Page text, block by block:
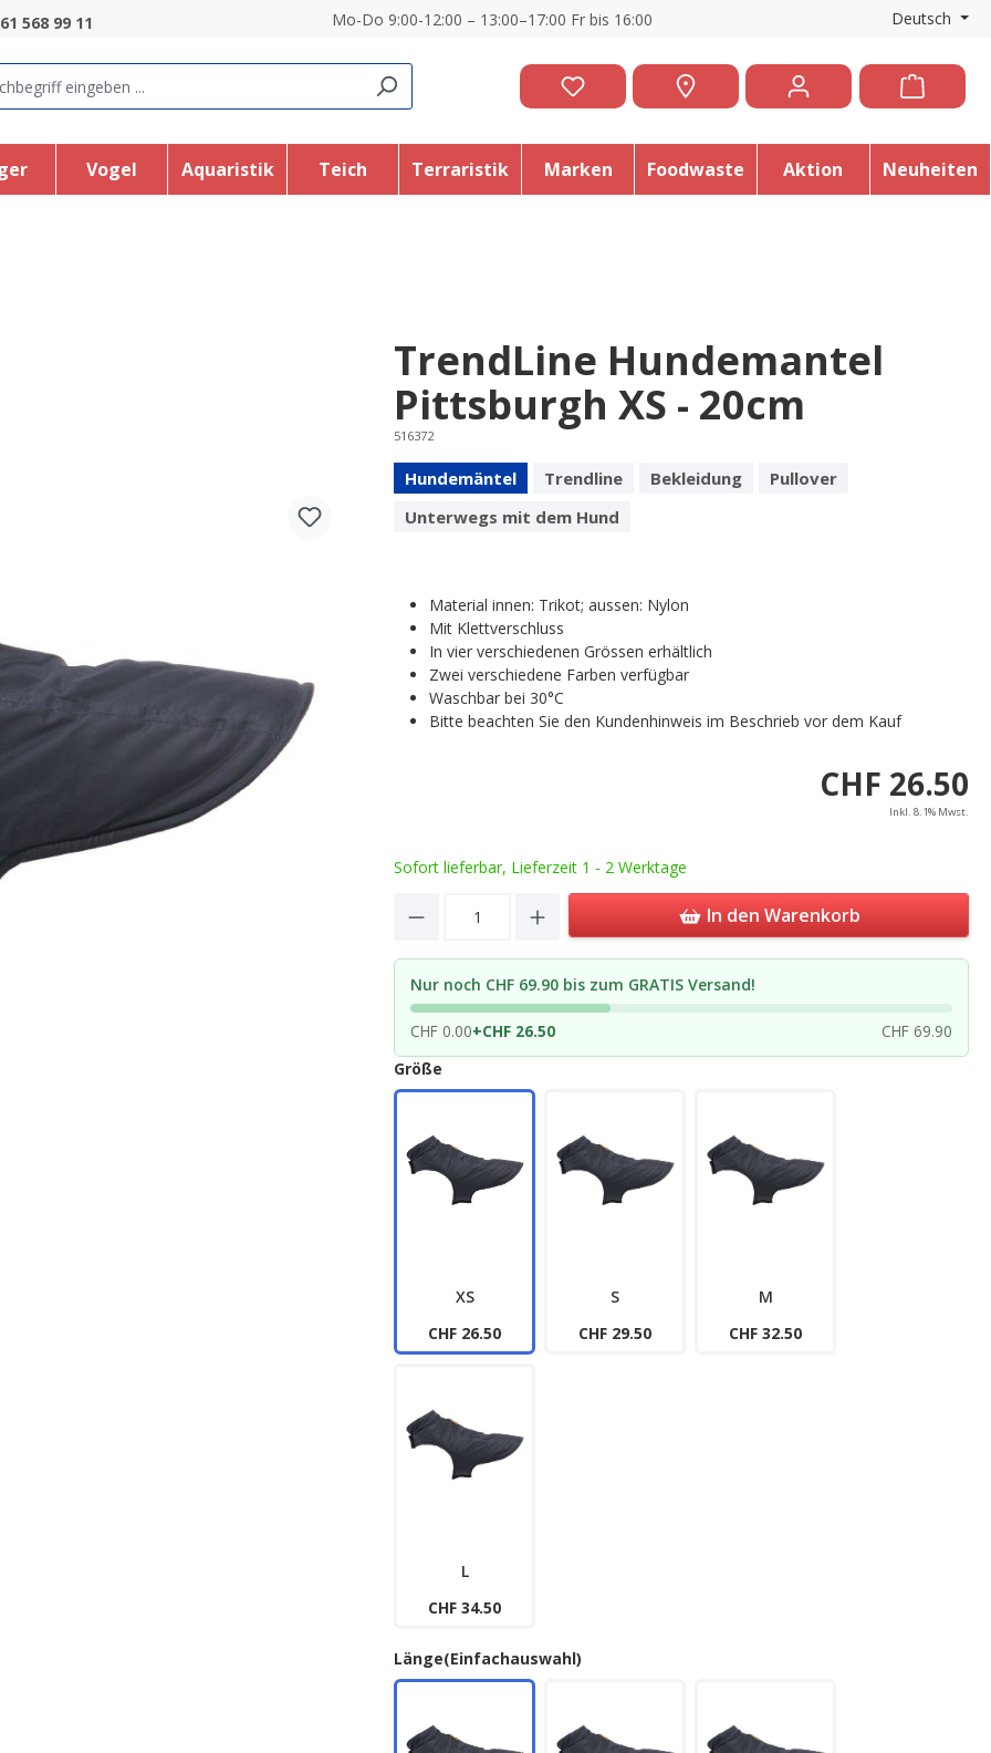
568 99 11 Mo-Do 9:00-12:00 – 13:00–17:00 Fr bis 16:00 Deutsch
Vogel Aquaristik Teich Terraristik Marken Foodwaste Aktion Neuheiten
TrendLine Hundemantel
Pittsburgh XS - 20cm
516372
Hundemäntel Trendline Bekleidung
Pullover
Unterwegs mit dem Hund
Material innen: Trikot; aussen: Nylon
Mit Klettverschluss
In vier verschiedenen Grössen erhältlich
Zwei verschiedene Farben verfügbar
Waschbar bei 30°C
Bitte beachten Sie den Kundenhinweis im Beschrieb vor dem Kauf
CHF 26.50
Inkl. 8.1% Mwst.
Sofort lieferbar, Lieferzeit 1 - 2 Werktage
Product Quantity: Enter the desired amount
In den Warenkorb
Nur noch CHF 69.90 bis zum GRATIS Versand!
CHF 0.00+CHF 26.50
CHF 69.90
Größe
XS
CHF 26.50
S
CHF 29.50
M
CHF 32.50
L
CHF 34.50
Länge(Einfachauswahl)